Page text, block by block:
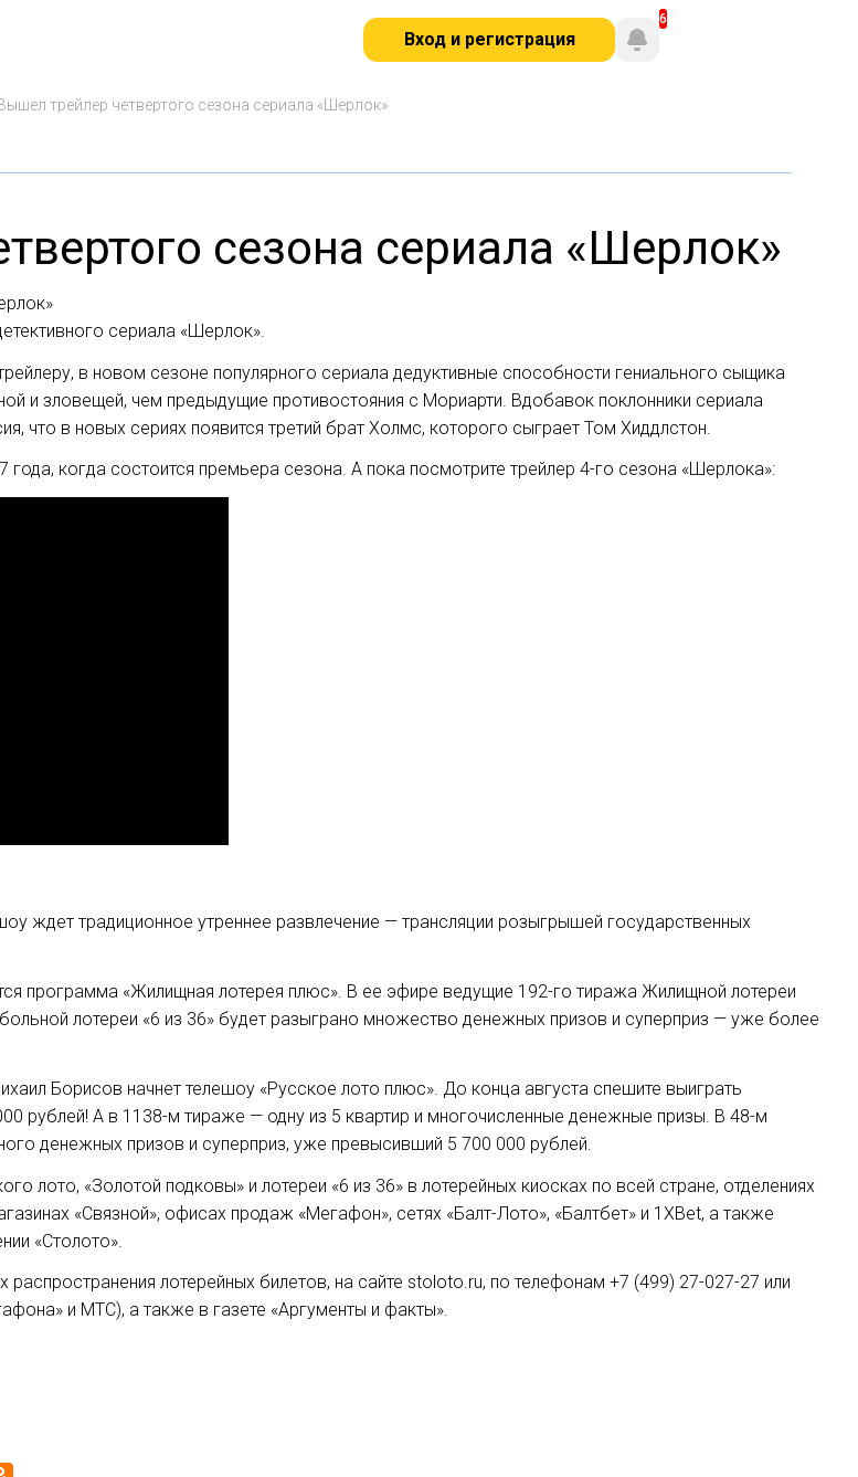
Вход и регистрация
Вышел трейлер четвертого сезона сериала «Шерлок»
сезона сериала «Шерлок»
сериала «Шерлок».
в новом сезоне популярного сериала дедуктивные способности гениального сыщика
и зловещей, чем предыдущие противостояния с Мориарти. Вдобавок поклонники сериала
что в новых сериях появится третий брат Холмс, которого сыграет Том Хиддлстон.
когда состоится премьера сезона. А пока посмотрите трейлер 4-го сезона «Шерлока»:
ждет традиционное утреннее развлечение — трансляции розыгрышей государственных
программа «Жилищная лотерея плюс». В ее эфире ведущие 192-го тиража Жилищной лотереи
лотереи «6 из 36» будет разыграно множество денежных призов и суперприз — уже более
Борисов начнет телешоу «Русское лото плюс». До конца августа спешите выиграть
рублей! А в 1138-м тираже — одну из 5 квартир и многочисленные денежные призы. В 48-м
денежных призов и суперприз, уже превысивший 5 700 000 рублей.
лото, «Золотой подковы» и лотереи «6 из 36» в лотерейных киосках по всей стране, отделениях
«Связной», офисах продаж «Мегафон», сетях «Балт-Лото», «Балтбет» и 1XBet, а также
«Столото».
лотерейных билетов, на сайте stoloto.ru, по телефонам +7 (499) 27-027-27 или
и МТС), а также в газете «Аргументы и факты».